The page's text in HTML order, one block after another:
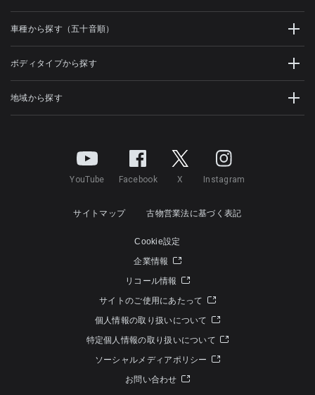
車種から探す（五十音順）
ボディタイプから探す
地域から探す
YouTube Facebook X Instagram
サイトマップ 古物営業法に基づく表記
Cookie設定
企業情報
リコール情報
サイトのご使用にあたって
個人情報の取り扱いについて
特定個人情報の取り扱いについて
ソーシャルメディアポリシー
お問い合わせ